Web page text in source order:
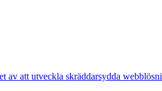
av att utveckla skräddarsydda